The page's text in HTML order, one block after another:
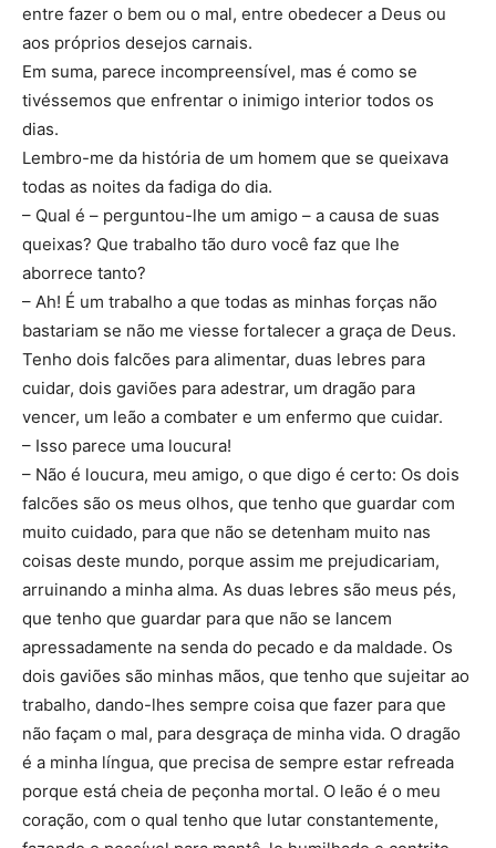
entre fazer o bem ou o mal, entre obedecer a Deus ou
aos próprios desejos carnais.
Em suma, parece incompreensível, mas é como se
tivéssemos que enfrentar o inimigo interior todos os
dias.
Lembro-me da história de um homem que se queixava
todas as noites da fadiga do dia.
– Qual é – perguntou-lhe um amigo – a causa de suas
queixas? Que trabalho tão duro você faz que lhe
aborrece tanto?
– Ah! É um trabalho a que todas as minhas forças não
bastariam se não me viesse fortalecer a graça de Deus.
Tenho dois falcões para alimentar, duas lebres para
cuidar, dois gaviões para adestrar, um dragão para
vencer, um leão a combater e um enfermo que cuidar.
– Isso parece uma loucura!
– Não é loucura, meu amigo, o que digo é certo: Os dois
falcões são os meus olhos, que tenho que guardar com
muito cuidado, para que não se detenham muito nas
coisas deste mundo, porque assim me prejudicariam,
arruinando a minha alma. As duas lebres são meus pés,
que tenho que guardar para que não se lancem
apressadamente na senda do pecado e da maldade. Os
dois gaviões são minhas mãos, que tenho que sujeitar ao
trabalho, dando-lhes sempre coisa que fazer para que
não façam o mal, para desgraça de minha vida. O dragão
é a minha língua, que precisa de sempre estar refreada
porque está cheia de peçonha mortal. O leão é o meu
coração, com o qual tenho que lutar constantemente,